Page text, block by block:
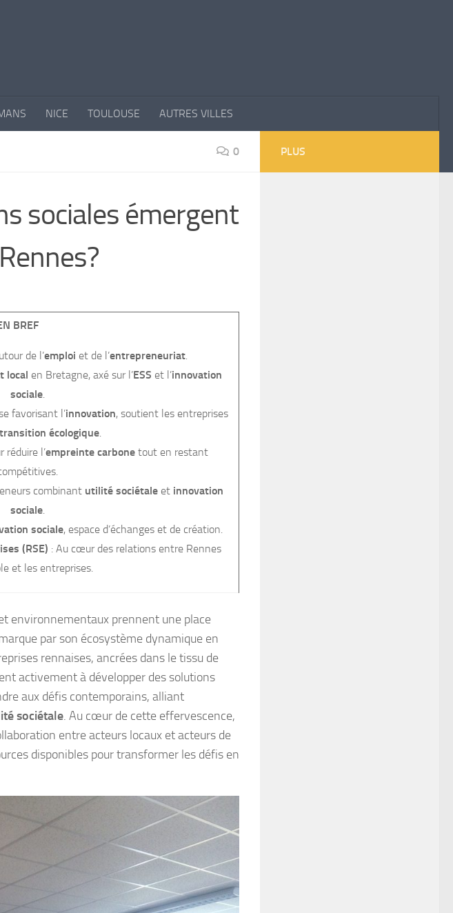
NICE TOULOUSE AUTRES VILLES
0
sociales émergent
BREF
de l’emploi et de l’entrepreneuriat
local en Bretagne, axé sur l’ESS et l’innovation
sociale
favorisant l’innovation, soutient les entreprises
transition écologique.
réduire l’empreinte carbone tout en restant
combinant utilité sociétaleet innovation
sociale
sociale, espace d’échanges et de création.
(RSE) : Au cœur des relations entre Rennes
et les entreprises.
environnementaux prennent une place
par son écosystème dynamique en
rennaises, ancrées dans le tissu de
activement à développer des solutions
aux défis contemporains, alliant
sociétale. Au cœur de cette effervescence,
entre acteurs locaux et acteurs de
disponibles pour transformer les défis en
PLUS